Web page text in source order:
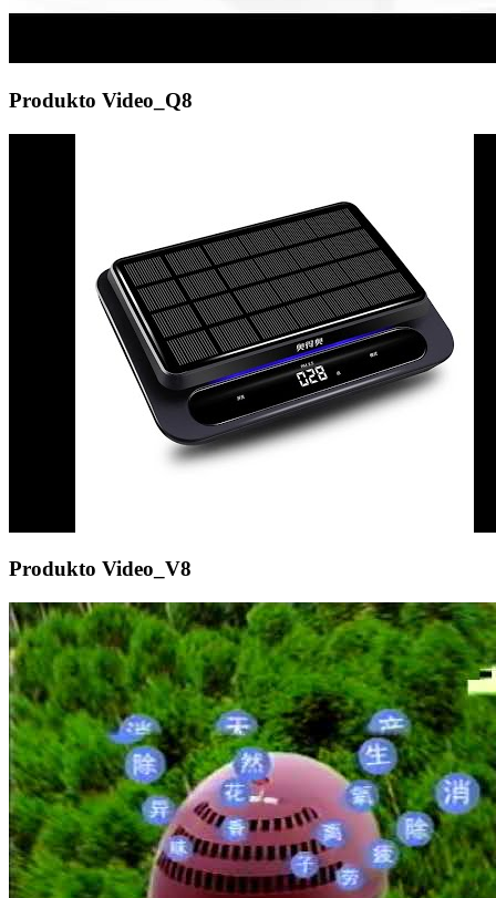
Produkto Video_Q8
Produkto Video_V8